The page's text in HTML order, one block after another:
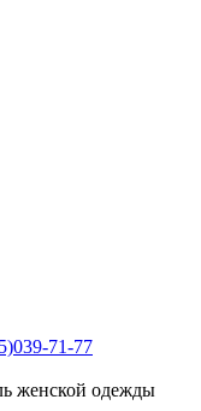
71-77
женской одежды